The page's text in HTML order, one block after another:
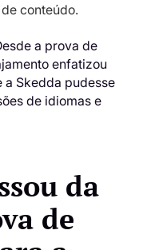
conteúdo.
a prova de
enfatizou
a Skedda pudesse
de idiomas e
da
de